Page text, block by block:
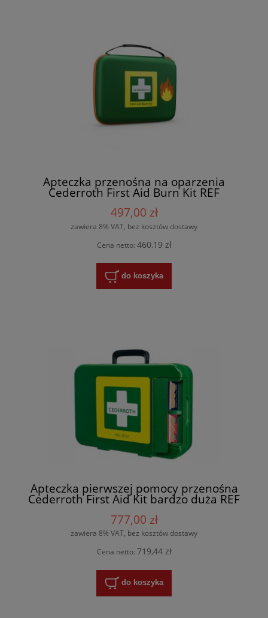
Apteczka przenośna na oparzenia
Cederroth First Aid Burn Kit REF
497,00 zł
zawiera 8% VAT, bez kosztów dostawy
Cena netto: 460,19 zł
do koszyka
Apteczka pierwszej pomocy przenośna
Cederroth First Aid Kit bardzo duża REF
777,00 zł
zawiera 8% VAT, bez kosztów dostawy
Cena netto: 719,44 zł
do koszyka